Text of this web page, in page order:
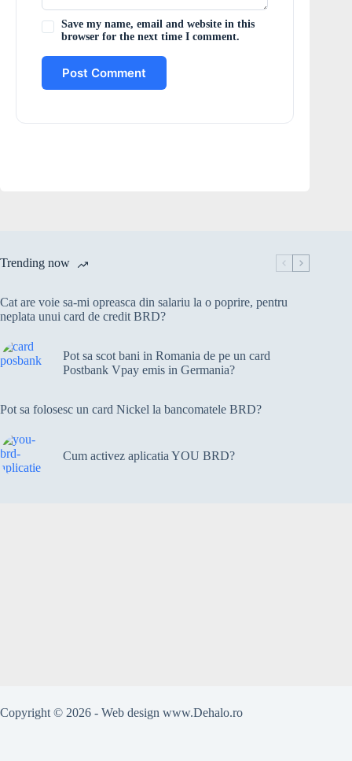
Save my name, email and website in this
browser for the next time I comment.
Post Comment
Trending now
Cat are voie sa-mi opreasca din salariu la o poprire, pentru
neplata unui card de credit BRD?
Pot sa scot bani in Romania de pe un card
Postbank Vpay emis in Germania?
Pot sa folosesc un card Nickel la bancomatele BRD?
Cum activez aplicatia YOU BRD?
Copyright © 2026 - Web design www.Dehalo.ro